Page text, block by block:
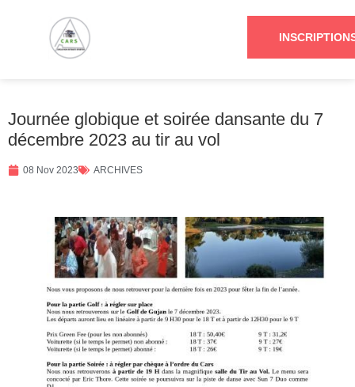
Journée globique et soirée dansante du 7
décembre 2023 au tir au vol
08 Nov 2023 ARCHIVES